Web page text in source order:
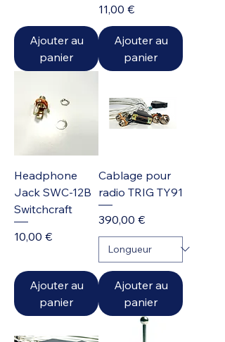
Ajouter au
panier
Prix
11,00 €
Ajouter au
panier
Headphone
Jack SWC-12B
Switchcraft
Prix
10,00 €
Ajouter au
panier
Cablage pour
radio TRIG TY91
Prix
390,00 €
Ajouter au
panier